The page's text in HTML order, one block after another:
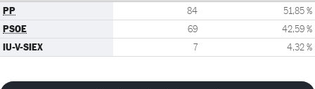
PP 84 51,85 %
PSOE 69 42,59 %
IU-V-SIEX 7 4,32 %